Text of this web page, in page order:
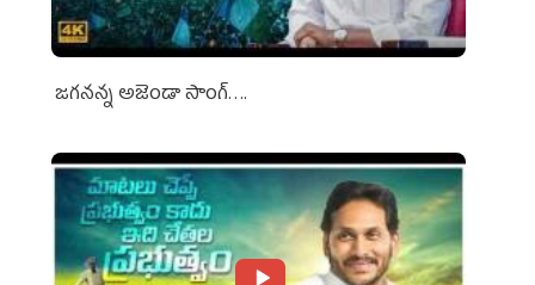
జగనన్న అజెండా సాంగ్….